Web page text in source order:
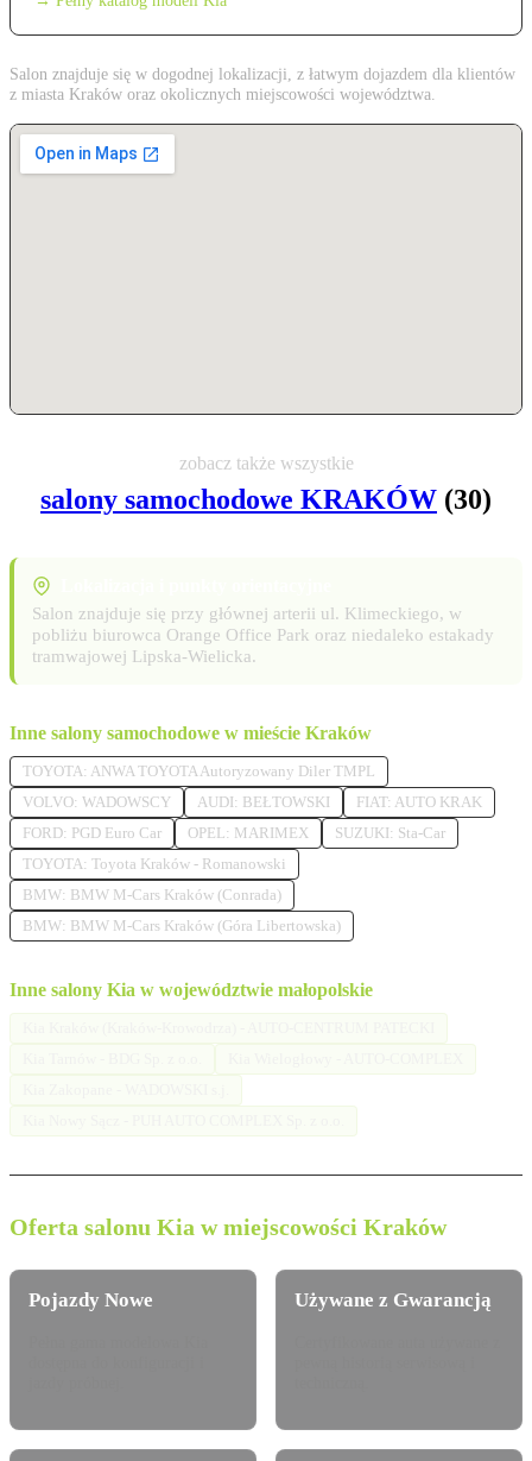
Salon znajduje się w dogodnej lokalizacji, z łatwym dojazdem dla klientów
z miasta Kraków oraz okolicznych miejscowości województwa.
zobacz także wszystkie
salony samochodowe KRAKÓW (30)
Salon znajduje się przy głównej arterii ul. Klimeckiego, w
pobliżu biurowca Orange Office Park oraz niedaleko estakady
tramwajowej Lipska-Wielicka.
Inne salony samochodowe w mieście Kraków
TOYOTA: ANWA TOYOTA Autoryzowany Diler TMPL
VOLVO: WADOWSCY
AUDI: BEŁTOWSKI
FIAT: AUTO KRAK
FORD: PGD Euro Car
OPEL: MARIMEX
SUZUKI: Sta-Car
TOYOTA: Toyota Kraków - Romanowski
BMW: BMW M-Cars Kraków (Conrada)
BMW: BMW M-Cars Kraków (Góra Libertowska)
Inne salony Kia w województwie małopolskie
Oferta salonu Kia w miejscowości Kraków
Pojazdy Nowe Używane z Gwarancją